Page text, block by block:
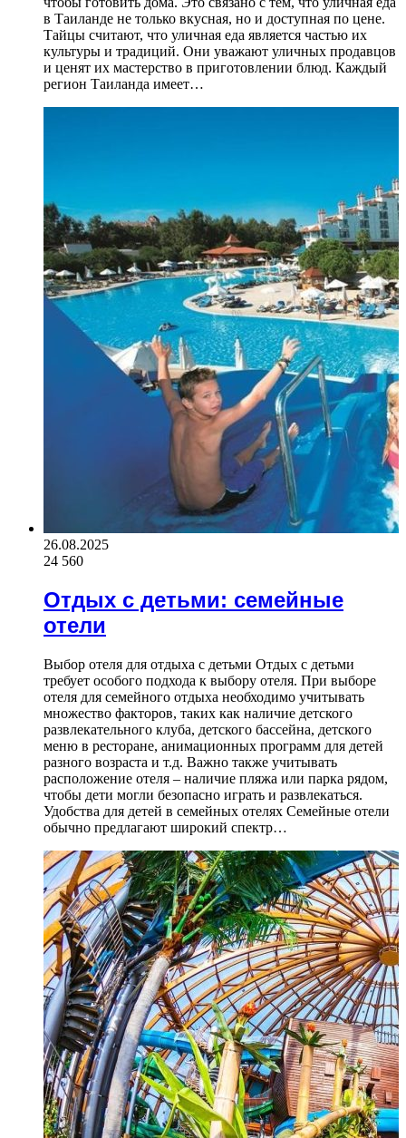
в Таиланде не только вкусная, но и доступная по цене.
Тайцы считают, что уличная еда является частью их
культуры и традиций. Они уважают уличных продавцов
и ценят их мастерство в приготовлении блюд. Каждый
регион Таиланда имеет…
26.08.2025
24 560
Отдых с детьми: семейные
отели
Выбор отеля для отдыха с детьми Отдых с детьми
требует особого подхода к выбору отеля. При выборе
отеля для семейного отдыха необходимо учитывать
множество факторов, таких как наличие детского
развлекательного клуба, детского бассейна, детского
меню в ресторане, анимационных программ для детей
разного возраста и т.д. Важно также учитывать
расположение отеля – наличие пляжа или парка рядом,
чтобы дети могли безопасно играть и развлекаться.
Удобства для детей в семейных отелях Семейные отели
обычно предлагают широкий спектр…